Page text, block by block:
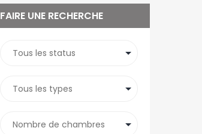
FAIRE UNE RECHERCHE